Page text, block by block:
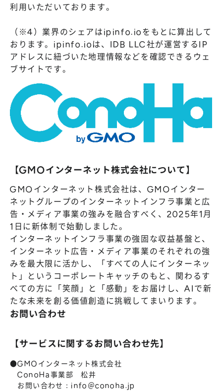
利用いただいております。
（※4）業界のシェアはipinfo.ioをもとに算出して
おります。ipinfo.ioは、IDB LLC社が運営するIP
アドレスに紐づいた地理情報などを確認できるウェ
ブサイトです。
【GMOインターネット株式会社について】
GMOインターネット株式会社は、GMOインター
ネットグループのインターネットインフラ事業と広
告・メディア事業の強みを融合すべく、2025年1月
1日に新体制で始動しました。
インターネットインフラ事業の強固な収益基盤と、
インターネット広告・メディア事業のそれぞれの強
みを最大限に活かし、「すべての人にインターネッ
ト」というコーポレートキャッチのもと、関わるす
べての方に「笑顔」と「感動」をお届けし、AIで新
たな未来を創る価値創造に挑戦してまいります。
お問い合わせ
【サービスに関するお問い合わせ先】
●GMOインターネット株式会社
ConoHa事業部 松井
お問い合わせ：info＠conoha.jp